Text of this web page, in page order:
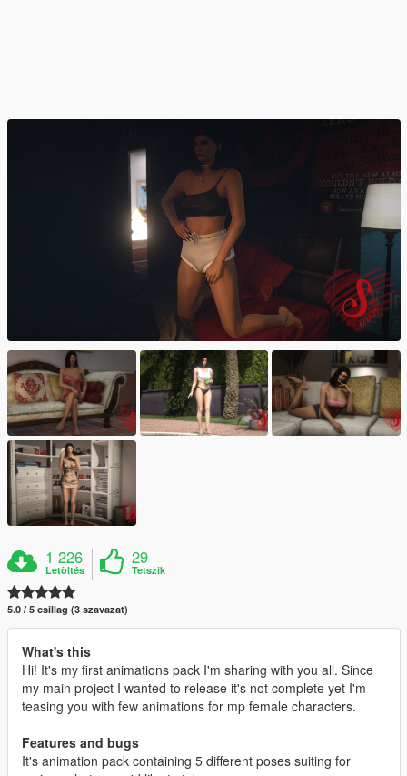
1 226
Letöltés
29
Tetszik
5.0 / 5 csillag (3 szavazat)
What's this
Hi! It's my first animations pack I'm sharing with you all. Since
my main project I wanted to release it's not complete yet I'm
teasing you with few animations for mp female characters.
Features and bugs
It's animation pack containing 5 different poses suiting for